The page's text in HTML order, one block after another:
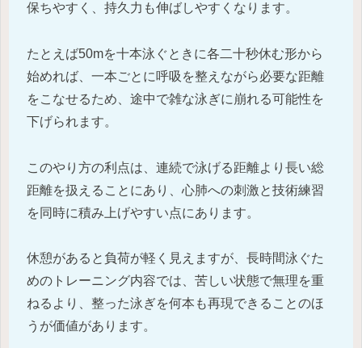
保ちやすく、持久力も伸ばしやすくなります。
たとえば50mを十本泳ぐときに各二十秒休む形から
始めれば、一本ごとに呼吸を整えながら必要な距離
をこなせるため、途中で雑な泳ぎに崩れる可能性を
下げられます。
このやり方の利点は、連続で泳げる距離より長い総
距離を扱えることにあり、心肺への刺激と技術練習
を同時に積み上げやすい点にあります。
休憩があると負荷が軽く見えますが、長時間泳ぐた
めのトレーニング内容では、苦しい状態で無理を重
ねるより、整った泳ぎを何本も再現できることのほ
うが価値があります。